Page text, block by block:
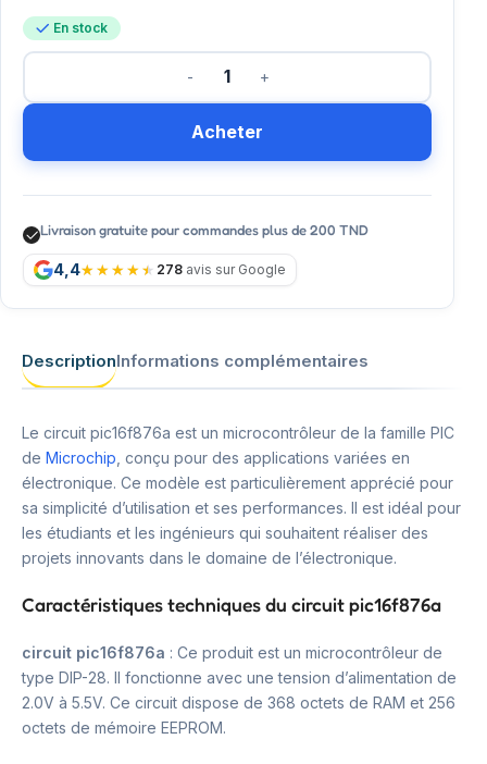
En stock
Acheter
Livraison gratuite pour commandes plus de 200 TND
4,4 278 avis sur Google
DescriptionInformations complémentaires
Le circuit pic16f876a est un microcontrôleur de la famille PIC
de Microchip , conçu pour des applications variées en
électronique. Ce modèle est particulièrement apprécié pour
sa simplicité d’utilisation et ses performances. Il est idéal pour
les étudiants et les ingénieurs qui souhaitent réaliser des
projets innovants dans le domaine de l’électronique.
Caractéristiques techniques du circuit pic16f876a
circuit pic16f876a : Ce produit est un microcontrôleur de
type DIP-28. Il fonctionne avec une tension d’alimentation de
2.0V à 5.5V. Ce circuit dispose de 368 octets de RAM et 256
octets de mémoire EEPROM.